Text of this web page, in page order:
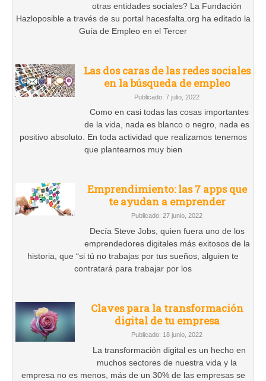
otras entidades sociales? La Fundación
Hazloposible a través de su portal hacesfalta.org ha editado la
Guía de Empleo en el Tercer
Las dos caras de las redes sociales
en la búsqueda de empleo
Publicado: 7 julio, 2022
Como en casi todas las cosas importantes
de la vida, nada es blanco o negro, nada es
positivo absoluto. En toda actividad que realizamos tenemos
que plantearnos muy bien
Emprendimiento: las 7 apps que
te ayudan a emprender
Publicado: 27 junio, 2022
Decía Steve Jobs, quien fuera uno de los
emprendedores digitales más exitosos de la
historia, que “si tú no trabajas por tus sueños, alguien te
contratará para trabajar por los
Claves para la transformación
digital de tu empresa
Publicado: 18 junio, 2022
La transformación digital es un hecho en
muchos sectores de nuestra vida y la
empresa no es menos, más de un 30% de las empresas se